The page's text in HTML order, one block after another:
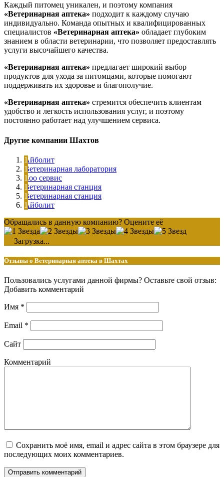
Каждый питомец уникален, и поэтому компания
«Ветеринарная аптека» подходит к каждому случаю
индивидуально. Команда опытных и квалифицированных
специалистов «Ветеринарная аптека» обладает глубоким
знанием в области ветеринарии, что позволяет предоставлять
услуги высочайшего качества.
«Ветеринарная аптека» предлагает широкий выбор
продуктов для ухода за питомцами, которые помогают
поддерживать их здоровье и благополучие.
«Ветеринарная аптека» стремится обеспечить клиентам
удобство и легкость использования услуг, и поэтому
постоянно работает над улучшением сервиса.
Другие компании Шахтов
Айболит
Ветеринарная лаборатория
Zoo сервис
Ветеринарная станция
Ветеринарная станция
Айболит
Обращались в данную компанию? Оцените её
Загрузка...
Отзывы о Ветеринарная аптека в Шахтах
Пользовались услугами данной фирмы? Оставьте свой отзыв:
Добавить комментарий
Имя *
Email *
Сайт
Комментарий
Сохранить моё имя, email и адрес сайта в этом браузере для
последующих моих комментариев.